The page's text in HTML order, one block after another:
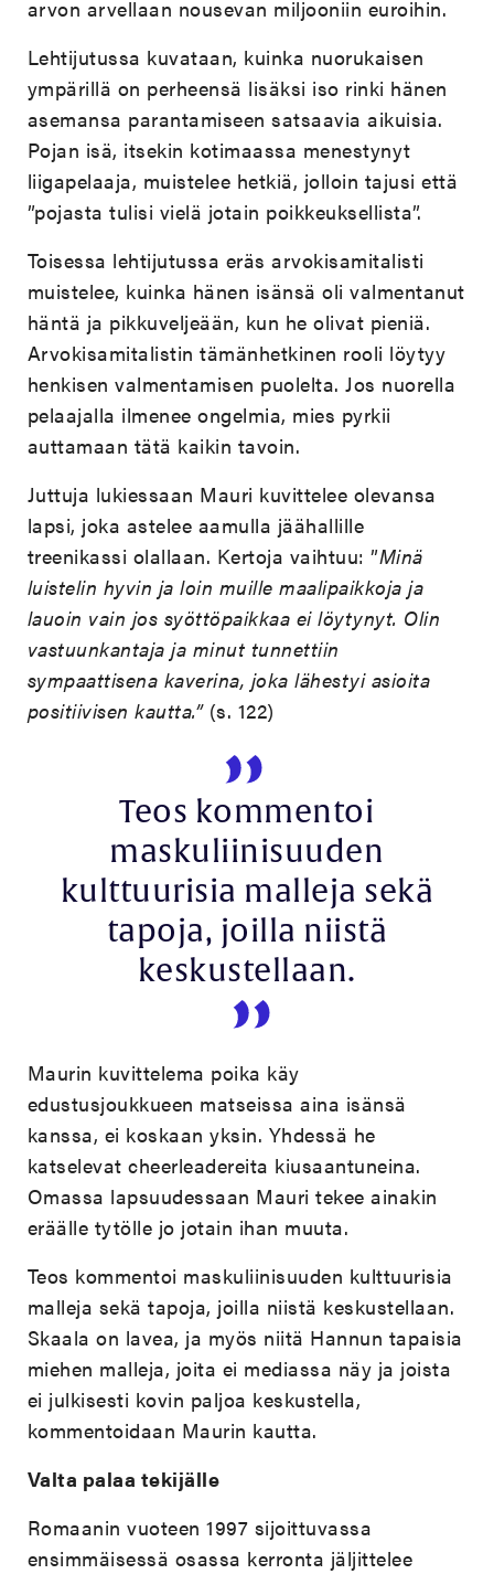
arvon arvellaan nousevan miljooniin euroihin.
Lehtijutussa kuvataan, kuinka nuorukaisen
ympärillä on perheensä lisäksi iso rinki hänen
asemansa parantamiseen satsaavia aikuisia.
Pojan isä, itsekin kotimaassa menestynyt
liigapelaaja, muistelee hetkiä, jolloin tajusi että
”pojasta tulisi vielä jotain poikkeuksellista”.
Toisessa lehtijutussa eräs arvokisamitalisti
muistelee, kuinka hänen isänsä oli valmentanut
häntä ja pikkuveljeään, kun he olivat pieniä.
Arvokisamitalistin tämänhetkinen rooli löytyy
henkisen valmentamisen puolelta. Jos nuorella
pelaajalla ilmenee ongelmia, mies pyrkii
auttamaan tätä kaikin tavoin.
Juttuja lukiessaan Mauri kuvittelee olevansa
lapsi, joka astelee aamulla jäähallille
treenikassi olallaan. Kertoja vaihtuu: ”Minä
luistelin hyvin ja loin muille maalipaikkoja ja
lauoin vain jos syöttöpaikkaa ei löytynyt. Olin
vastuunkantaja ja minut tunnettiin
sympaattisena kaverina, joka lähestyi asioita
positiivisen kautta.” (s. 122)
Teos kommentoi
maskuliinisuuden
kulttuurisia malleja sekä
tapoja, joilla niistä
keskustellaan.
Maurin kuvittelema poika käy
edustusjoukkueen matseissa aina isänsä
kanssa, ei koskaan yksin. Yhdessä he
katselevat cheerleadereita kiusaantuneina.
Omassa lapsuudessaan Mauri tekee ainakin
eräälle tytölle jo jotain ihan muuta.
Teos kommentoi maskuliinisuuden kulttuurisia
malleja sekä tapoja, joilla niistä keskustellaan.
Skaala on lavea, ja myös niitä Hannun tapaisia
miehen malleja, joita ei mediassa näy ja joista
ei julkisesti kovin paljoa keskustella,
kommentoidaan Maurin kautta.
Valta palaa tekijälle
Romaanin vuoteen 1997 sijoittuvassa
ensimmäisessä osassa kerronta jäljittelee